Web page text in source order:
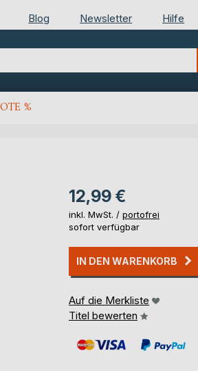
Blog Newsletter Hilfe
%
12,99 €
inkl. MwSt. / portofrei
sofort verfügbar
IN DEN WARENKORB
Auf die Merkliste
Titel bewerten